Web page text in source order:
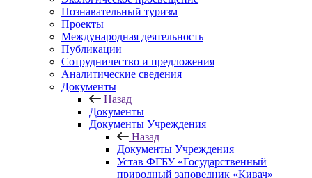
Познавательный туризм
Проекты
Международная деятельность
Публикации
Сотрудничество и предложения
Аналитические сведения
Документы
Назад
Документы
Документы Учреждения
Назад
Документы Учреждения
Устав ФГБУ «Государственный
природный заповедник «Кивач»